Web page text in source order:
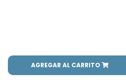
AGREGAR AL CARRITO